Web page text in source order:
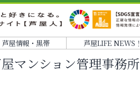
芦屋情報・黒帯 芦屋LIFE NEWS！
マンション管理事務所